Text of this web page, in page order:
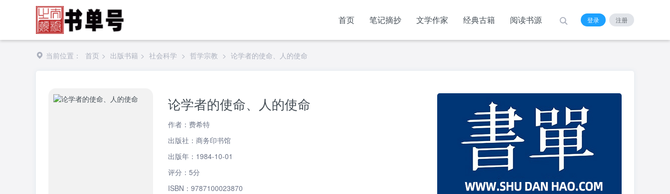
首页 笔记摘抄 文学作家 经典古籍 阅读书源 登录 注册
当前位置： 首页 > 出版书籍 > 社会科学 > 哲学宗教 > 论学者的使命、人的使命
论学者的使命、人的使命
作者：费希特
出版社：商务印书馆
出版年：1984-10-01
评分：5分
ISBN：9787100023870